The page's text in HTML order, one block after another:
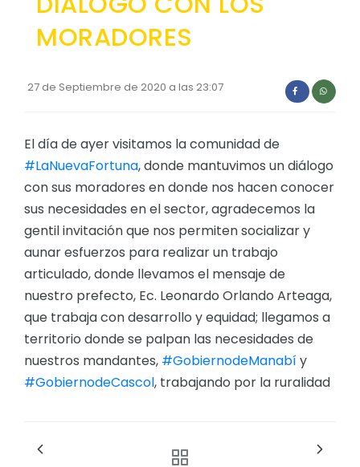
GESTIÓN ADMINISTRATIVA
Plan de desarrollo y Ordenamiento Territorial -
Plan Operativo Anual - POA
Convenios Institucionales
Cédulas presupuestarias y balances
Procesos de contratación
Ejecución Presupuestaria
Obras y proyectos
MORADORES
27 de Septiembre de 2020 a las 23:07
El día de ayer visitamos la comunidad de
#LaNuevaFortuna, donde mantuvimos un diálogo
con sus moradores en donde nos hacen conocer
sus necesidades en el sector, agradecemos la
gentil invitación que nos permiten socializar y
aunar esfuerzos para realizar un trabajo
articulado, donde llevamos el mensaje de
nuestro prefecto, Ec. Leonardo Orlando Arteaga,
que trabaja con desarrollo y equidad; llegamos a
territorio donde se palpan las necesidades de
nuestros mandantes, #GobiernodeManabíy
#GobiernodeCascol, trabajando por la ruralidad